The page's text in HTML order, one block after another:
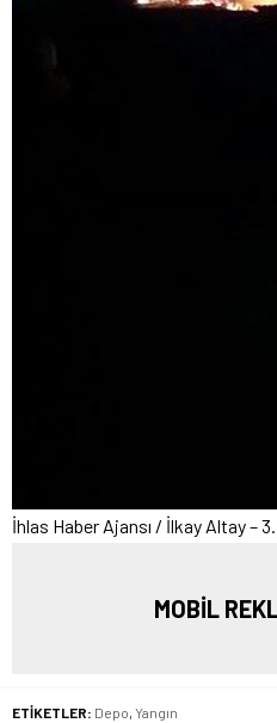
İhlas Haber Ajansı / İlkay Altay –
MOBİL
ETİKETLER: Depo, Yangın